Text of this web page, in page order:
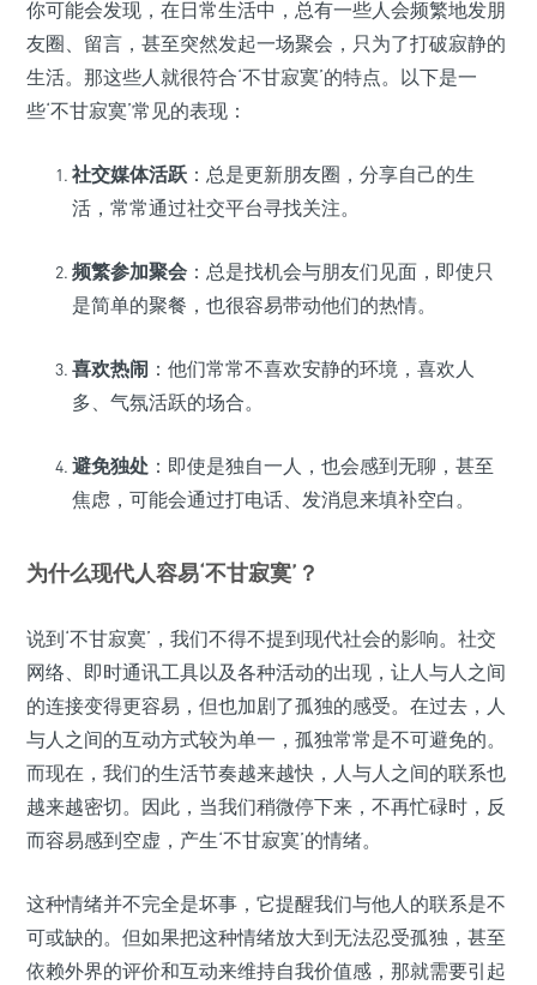
你可能会发现，在日常生活中，总有一些人会频繁地发朋
友圈、留言，甚至突然发起一场聚会，只为了打破寂静的
生活。那这些人就很符合‘不甘寂寞’的特点。以下是一
些‘不甘寂寞’常见的表现：
社交媒体活跃 ：总是更新朋友圈，分享自己的生
活，常常通过社交平台寻找关注。
频繁参加聚会 ：总是找机会与朋友们见面，即使只
是简单的聚餐，也很容易带动他们的热情。
喜欢热闹 ：他们常常不喜欢安静的环境，喜欢人
多、气氛活跃的场合。
避免独处 ：即使是独自一人，也会感到无聊，甚至
焦虑，可能会通过打电话、发消息来填补空白。
为什么现代人容易‘不甘寂寞’？
说到‘不甘寂寞’，我们不得不提到现代社会的影响。社交
网络、即时通讯工具以及各种活动的出现，让人与人之间
的连接变得更容易，但也加剧了孤独的感受。在过去，人
与人之间的互动方式较为单一，孤独常常是不可避免的。
而现在，我们的生活节奏越来越快，人与人之间的联系也
越来越密切。因此，当我们稍微停下来，不再忙碌时，反
而容易感到空虚，产生‘不甘寂寞’的情绪。
这种情绪并不完全是坏事，它提醒我们与他人的联系是不
可或缺的。但如果把这种情绪放大到无法忍受孤独，甚至
依赖外界的评价和互动来维持自我价值感，那就需要引起